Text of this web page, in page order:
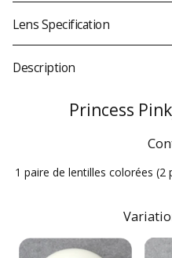
Lens Specification
Product
Base Curve
Material
Description
Princess
1 paire de lentilles colorées (2